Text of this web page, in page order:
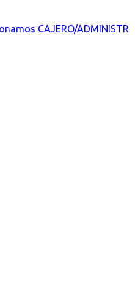
CAJERO/ADMINISTR